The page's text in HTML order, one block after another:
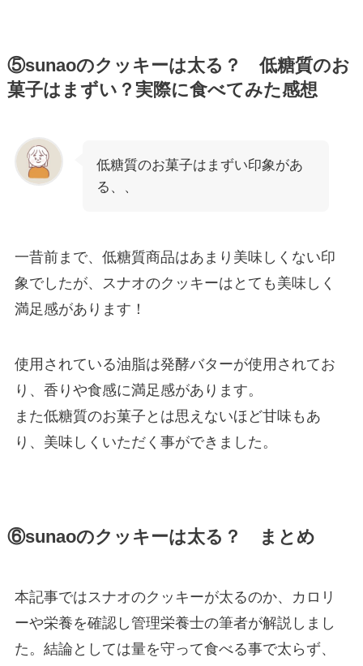
⑤sunaoのクッキーは太る？ 低糖質のお
菓子はまずい？実際に食べてみた感想
低糖質のお菓子はまずい印象があ
る、、
一昔前まで、低糖質商品はあまり美味しくない印
象でしたが、スナオのクッキーはとても美味しく
満足感があります！
使用されている油脂は発酵バターが使用されてお
り、香りや食感に満足感があります。
また低糖質のお菓子とは思えないほど甘味もあ
り、美味しくいただく事ができました。
⑥sunaoのクッキーは太る？ まとめ
本記事ではスナオのクッキーが太るのか、カロリ
ーや栄養を確認し管理栄養士の筆者が解説しまし
た。結論としては量を守って食べる事で太らず、